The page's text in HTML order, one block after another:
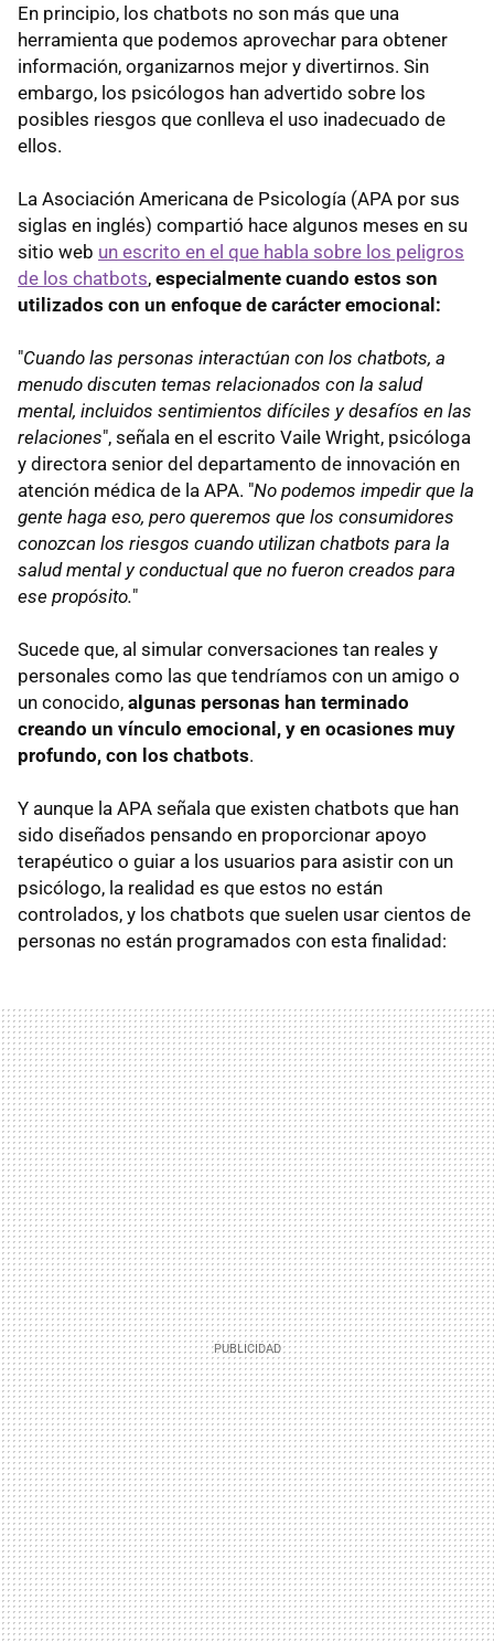
En principio, los chatbots no son más que una
herramienta que podemos aprovechar para obtener
información, organizarnos mejor y divertirnos. Sin
embargo, los psicólogos han advertido sobre los
posibles riesgos que conlleva el uso inadecuado de
ellos.
La Asociación Americana de Psicología (APA por sus
siglas en inglés) compartió hace algunos meses en su
sitio web un escrito en el que habla sobre los peligros
de los chatbots, especialmente cuando estos son
utilizados con un enfoque de carácter emocional:
"Cuando las personas interactúan con los chatbots, a
menudo discuten temas relacionados con la salud
mental, incluidos sentimientos difíciles y desafíos en las
relaciones", señala en el escrito Vaile Wright, psicóloga
y directora senior del departamento de innovación en
atención médica de la APA. "No podemos impedir que la
gente haga eso, pero queremos que los consumidores
conozcan los riesgos cuando utilizan chatbots para la
salud mental y conductual que no fueron creados para
ese propósito."
Sucede que, al simular conversaciones tan reales y
personales como las que tendríamos con un amigo o
un conocido, algunas personas han terminado
creando un vínculo emocional, y en ocasiones muy
profundo, con los chatbots.
Y aunque la APA señala que existen chatbots que han
sido diseñados pensando en proporcionar apoyo
terapéutico o guiar a los usuarios para asistir con un
psicólogo, la realidad es que estos no están
controlados, y los chatbots que suelen usar cientos de
personas no están programados con esta finalidad: